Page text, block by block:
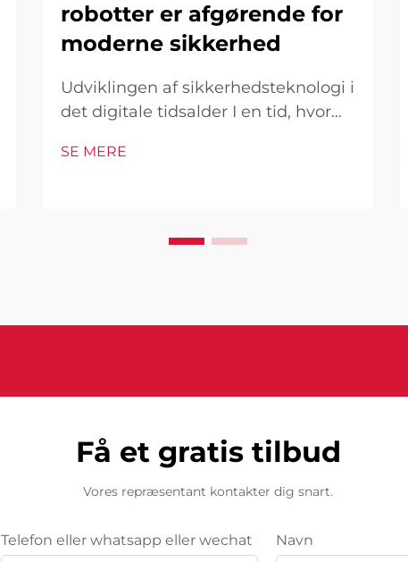
robotter er afgørende for
moderne sikkerhed
Udviklingen af sikkerhedsteknologi i
det digitale tidsalder I en tid, hvor
bliver mere sofistikerede, er
SE MERE
Få et gratis tilbud
Vores repræsentant kontakter dig snart.
Telefon eller whatsapp eller wechat Navn